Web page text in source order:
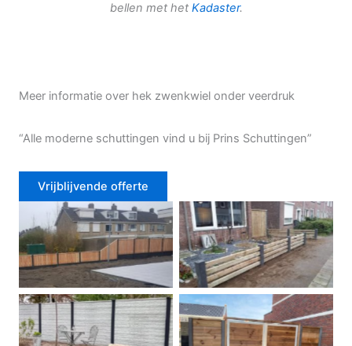
bellen met het Kadaster.
Meer informatie over hek zwenkwiel onder veerdruk
“Alle moderne schuttingen vind u bij Prins Schuttingen”
Vrijblijvende offerte
Douglas schutting Tuinhek voortuin
Betonschutting